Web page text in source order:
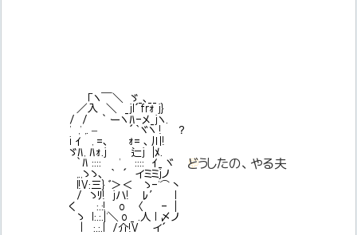
💬
どうしたの、やる夫
「ヽ￣＼ ゞ_､__
／入 ＼ _jl´frｫ j}
/ / ` ーヽﾊ-メ_jヽ.
' ,' ,. – ´｀ヾヽ ! ？
i ｲ , =､ ｫ= ､ 川!
ゞﾊ, ﾊｫ.j 辷j |ﾒ.
`ﾊ :::: ' :::: ｲ_ ヾ
,.,ゝゝ､ ｀ ´ イミミjノ
l!V:三} ﾞ＞＜ ゝ-'⌒丶
/ ゝﾘ! jハ! ﾚ′ l
く :.:! o 〈 - |
ゝ l:.:.|'＼ o _ .人 l 〆ノ
| :.:.| /介!V イ´